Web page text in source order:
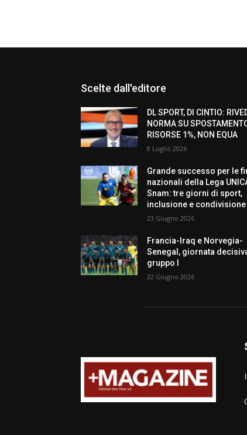
Scelte dall'editore
DL SPORT, DI CINTIO:
NORMA SU
RISORSE 1%, NON EQUA
8 Luglio 2026
Grande successo per le
nazionali della Lega
Snam: tre giorni di sport,
inclusione e condivisione
23 Giugno 2026
Francia-Iraq e Norvegia-
Senegal, giornata
gruppo I
22 Giugno 2026